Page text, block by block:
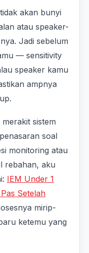
akan bunyi
atau speaker-
Jadi sebelum
— sensitivity
speaker kamu
ampnya
sistem
soal
monitoring atau
rebahan, aku
IEM Under 1
Setelah
mirip-
ketemu yang